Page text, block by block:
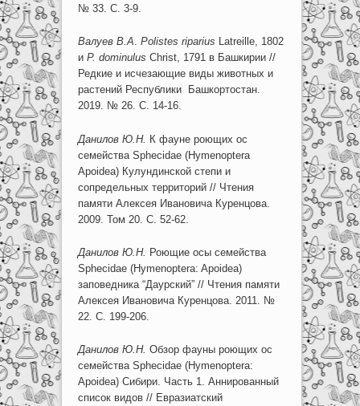
№ 33. С. 3-9.
Валуев В.А. Polistes riparius Latreille, 1802
и P. dominulus Christ, 1791 в Башкирии //
Редкие и исчезающие виды животных и
растений Республики Башкортостан.
2019. № 26. С. 14-16.
Данилов Ю.Н. К фауне роющих ос
семейства Sphecidae (Hymenoptera
Apoidea) Кулундинской степи и
сопредельных территорий // Чтения
памяти Алексея Ивановича Куренцова.
2009. Том 20. С. 52-62.
Данилов Ю.Н. Роющие осы семейства
Sphecidae (Hymenoptera: Apoidea)
заповедника “Даурский” // Чтения памяти
Алексея Ивановича Куренцова. 2011. №
22. С. 199-206.
Данилов Ю.Н. Обзор фауны роющих ос
семейства Sphecidae (Hymenoptera:
Apoidea) Сибири. Часть 1. Аннированный
список видов // Евразиатский